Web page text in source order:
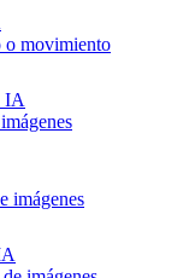
o movimiento
IA
imágenes